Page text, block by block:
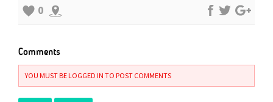
0
Comments
YOU MUST BE LOGGED IN TO POST COMMENTS